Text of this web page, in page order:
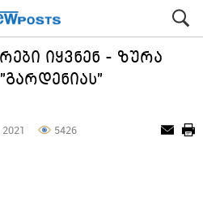
იყვნენ - ზურა
2021 5426